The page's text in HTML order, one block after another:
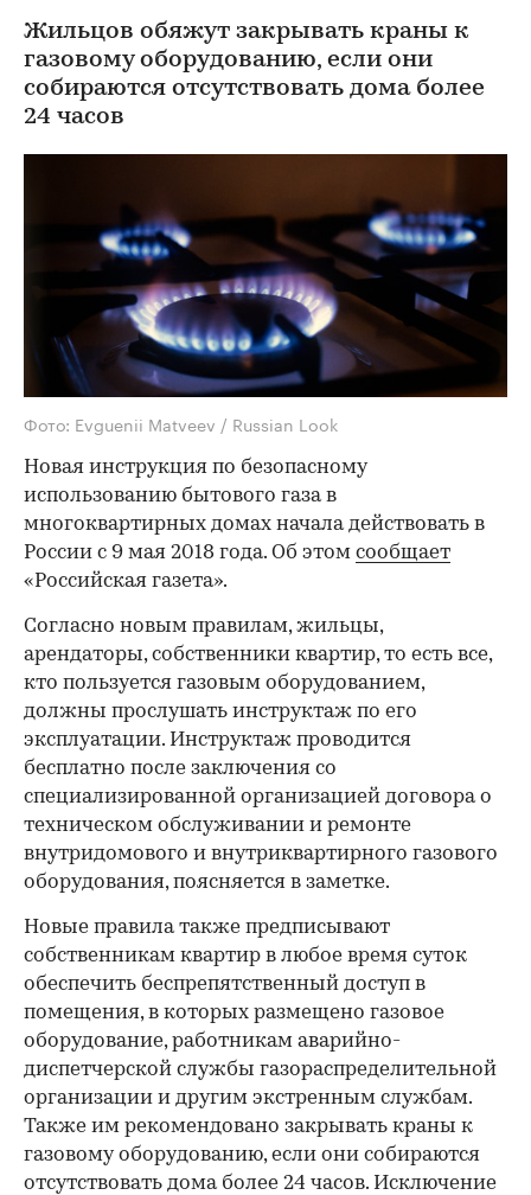
Жильцов обяжут закрывать краны к
газовому оборудованию, если они
собираются отсутствовать дома более
24 часов
Фото: Evguenii Matveev / Russian Look
Новая инструкция по безопасному
использованию бытового газа в
многоквартирных домах начала действовать в
России с 9 мая 2018 года. Об этом сообщает
«Российская газета».
Согласно новым правилам, жильцы,
арендаторы, собственники квартир, то есть все,
кто пользуется газовым оборудованием,
должны прослушать инструктаж по его
эксплуатации. Инструктаж проводится
бесплатно после заключения со
специализированной организацией договора о
техническом обслуживании и ремонте
внутридомового и внутриквартирного газового
оборудования, поясняется в заметке.
Новые правила также предписывают
собственникам квартир в любое время суток
обеспечить беспрепятственный доступ в
помещения, в которых размещено газовое
оборудование, работникам аварийно-
диспетчерской службы газораспределительной
организации и другим экстренным службам.
Также им рекомендовано закрывать краны к
газовому оборудованию, если они собираются
отсутствовать дома более 24 часов. Исключение